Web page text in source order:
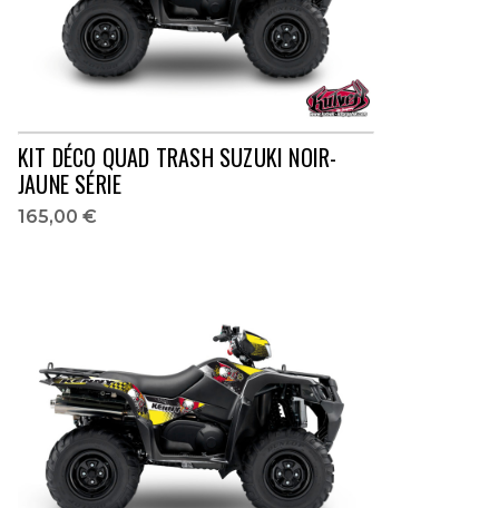
KIT DÉCO QUAD TRASH SUZUKI NOIR-
JAUNE SÉRIE
165,00 €